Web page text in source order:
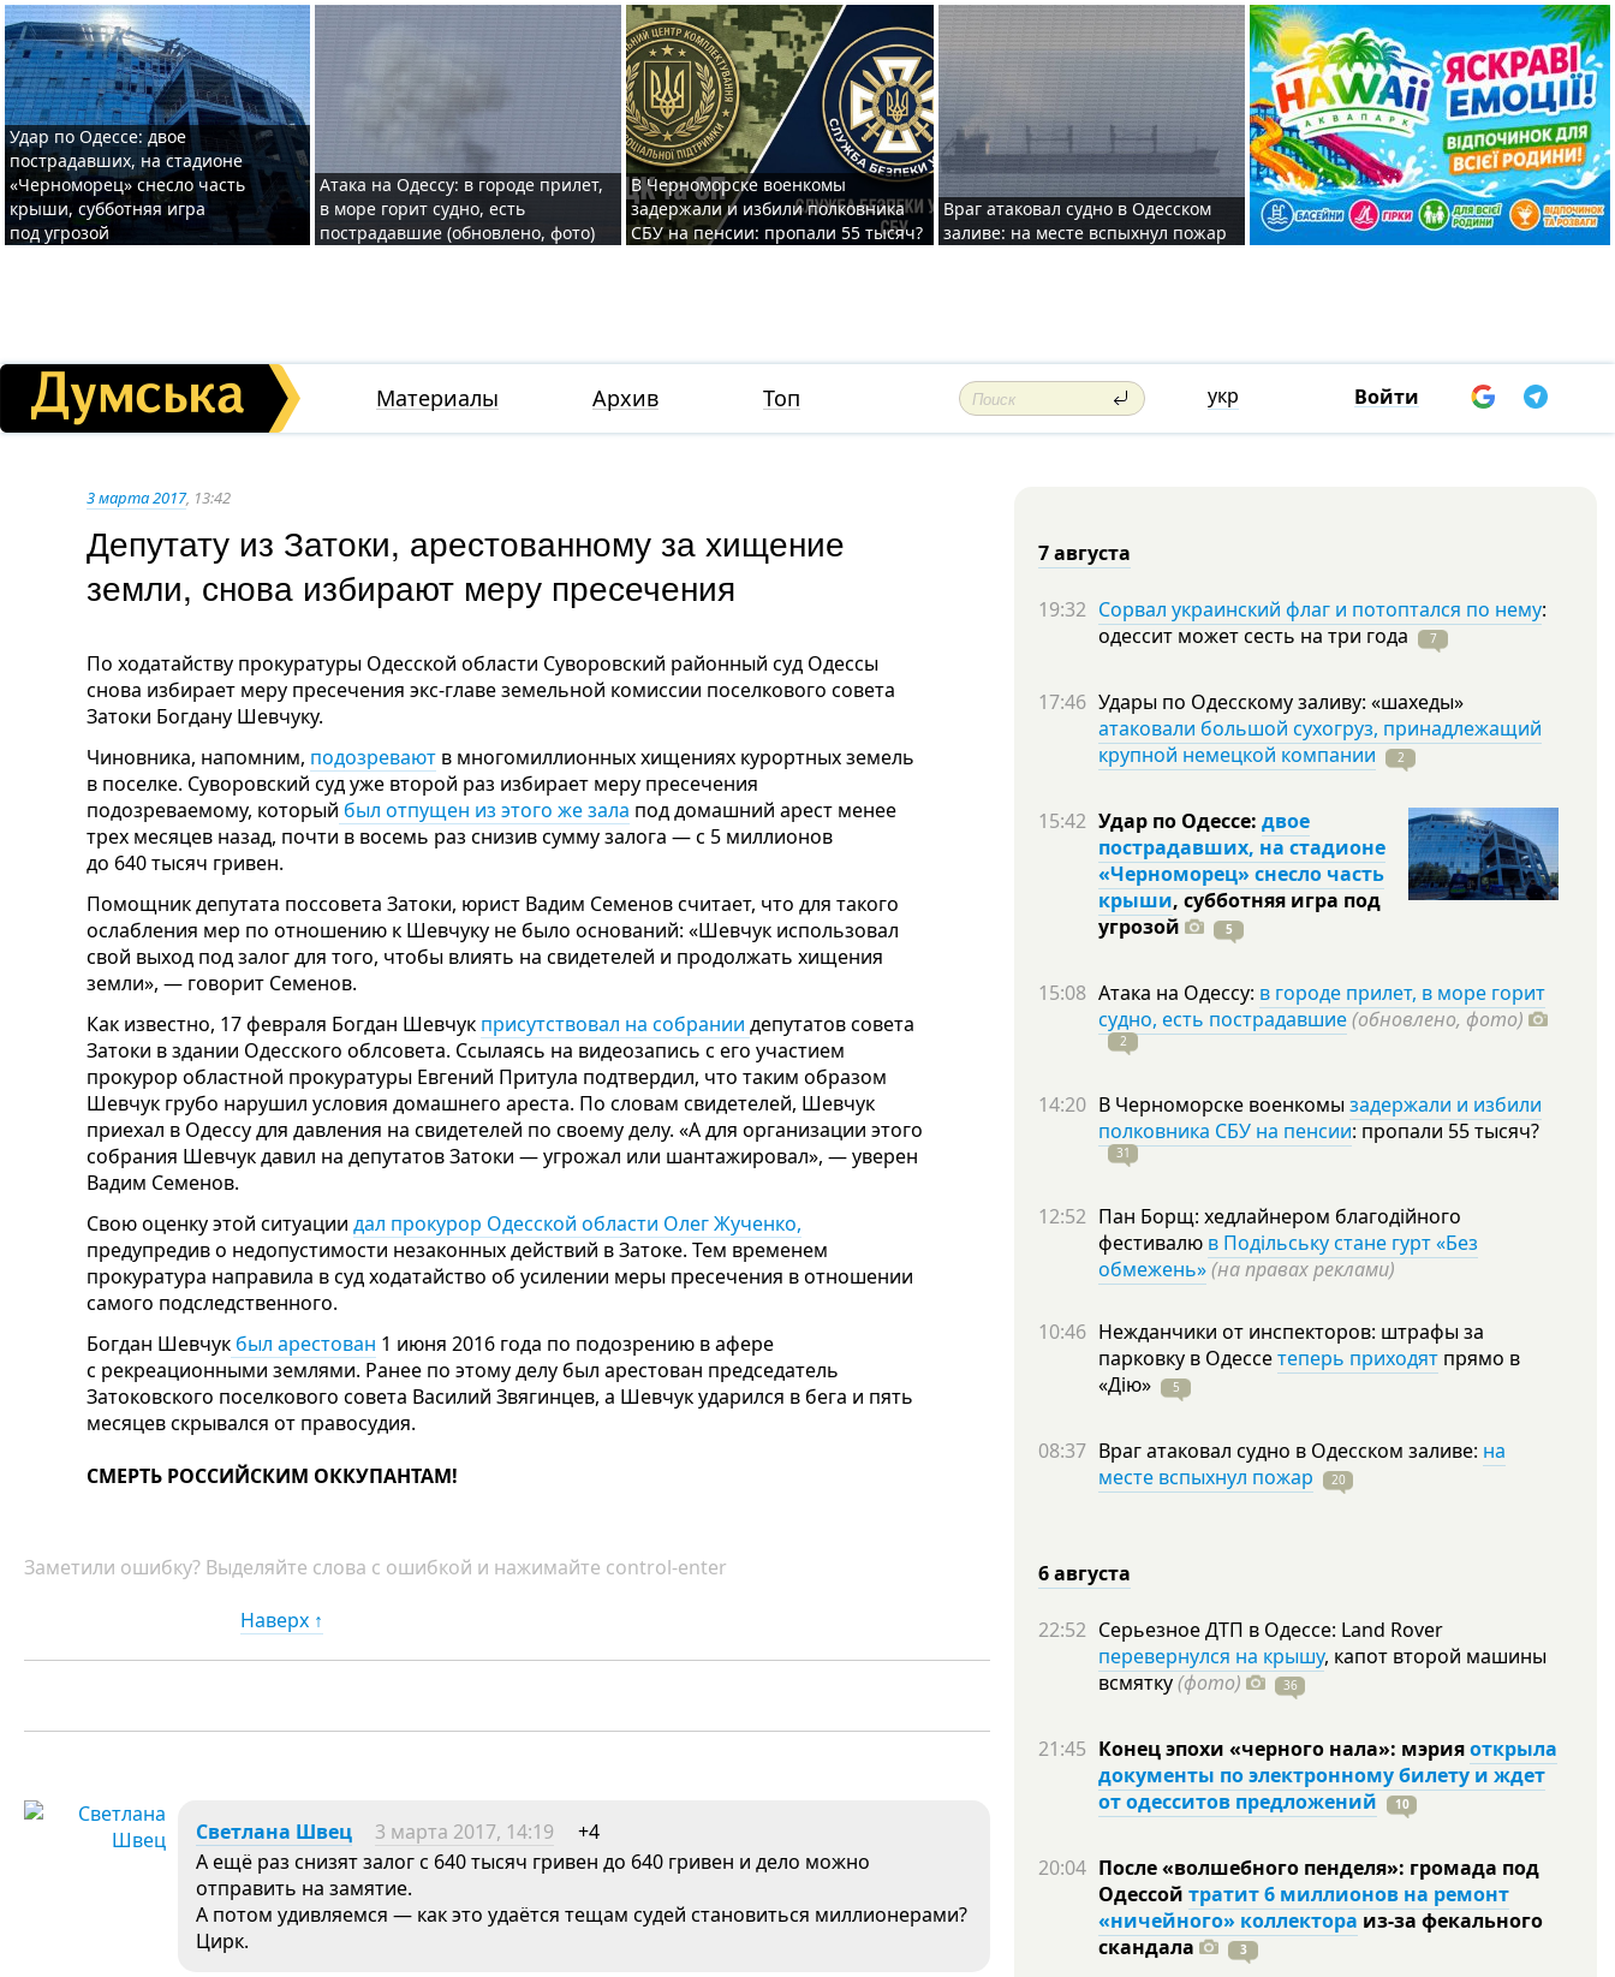
Удар по Одессе: двое
пострадавших, на стадионе
«Черноморец» снесло часть
крыши, субботняя игра
под угрозой
Атака на Одессу: в городе прилет,
в море горит судно, есть
пострадавшие (обновлено, фото)
В Черноморске военкомы
задержали и избили полковника
СБУ на пенсии: пропали 55 тысяч?
Враг атаковал судно в Одесском
заливе: на месте вспыхнул пожар
Материалы Архив Топ укр Войти
3 марта 2017, 13:42
Депутату из Затоки, арестованному за хищение
земли, снова избирают меру пресечения
По ходатайству прокуратуры Одесской области Суворовский районный суд Одессы
снова избирает меру пресечения экс-главе земельной комиссии поселкового совета
Затоки Богдану Шевчуку.
Чиновника, напомним, подозревают в многомиллионных хищениях курортных земель
в поселке. Суворовский суд уже второй раз избирает меру пресечения
подозреваемому, который был отпущен из этого же зала под домашний арест менее
трех месяцев назад, почти в восемь раз снизив сумму залога — с 5 миллионов
до 640 тысяч гривен.
Помощник депутата поссовета Затоки, юрист Вадим Семенов считает, что для такого
ослабления мер по отношению к Шевчуку не было оснований: «Шевчук использовал
свой выход под залог для того, чтобы влиять на свидетелей и продолжать хищения
земли», — говорит Семенов.
Как известно, 17 февраля Богдан Шевчук присутствовал на собрании депутатов совета
Затоки в здании Одесского облсовета. Ссылаясь на видеозапись с его участием
прокурор областной прокуратуры Евгений Притула подтвердил, что таким образом
Шевчук грубо нарушил условия домашнего ареста. По словам свидетелей, Шевчук
приехал в Одессу для давления на свидетелей по своему делу. «А для организации этого
собрания Шевчук давил на депутатов Затоки — угрожал или шантажировал», — уверен
Вадим Семенов.
Свою оценку этой ситуации дал прокурор Одесской области Олег Жученко,
предупредив о недопустимости незаконных действий в Затоке. Тем временем
прокуратура направила в суд ходатайство об усилении меры пресечения в отношении
самого подследственного.
Богдан Шевчук был арестован 1 июня 2016 года по подозрению в афере
с рекреационными землями. Ранее по этому делу был арестован председатель
Затоковского поселкового совета Василий Звягинцев, а Шевчук ударился в бега и пять
месяцев скрывался от правосудия.
СМЕРТЬ РОССИЙСКИМ ОККУПАНТАМ!
Заметили ошибку? Выделяйте слова с ошибкой и нажимайте control-enter
Наверх ↑
Светлана Швец 3 марта 2017, 14:19
+4
А ещё раз снизят залог с 640 тысяч гривен до 640 гривен и дело можно
отправить на замятие.
А потом удивляемся — как это удаётся тещам судей становиться миллионерами?
Цирк.
7 августа
19:32 Сорвал украинский флаг и потоптался по нему:
одессит может сесть на три года 7
17:46 Удары по Одесскому заливу: «шахеды»
атаковали большой сухогруз, принадлежащий
крупной немецкой компании
2
15:42 Удар по Одессе: двое
пострадавших, на стадионе
«Черноморец» снесло часть
крыши, субботняя игра под
угрозой
5
15:08 Атака на Одессу: в городе прилет, в море горит
судно, есть пострадавшие(обновлено, фото)
2
14:20 В Черноморске военкомы задержали и избили
полковника СБУ на пенсии: пропали 55тысяч?
31
12:52 Пан Борщ: хедлайнером благодійного
фестивалю в Подільську стане гурт «Без
обмежень»(на правах реклами)
10:46 Нежданчики от инспекторов: штрафы за
парковку в Одессетеперь приходят прямо в
«Дію»
5
08:37 Враг атаковал судно в Одесском заливе: на
месте вспыхнул пожар
20
6 августа
22:52 Серьезное ДТП в Одессе: Land Rover
перевернулся на крышу, капот второй машины
всмятку(фото) 36
21:45 Конец эпохи «черного нала»: мэрияоткрыла
документы по электронному билету и ждет
от одесситов предложений
10
20:04 После «волшебного пенделя»: громада под
Одессой тратит 6 миллионов на ремонт
«ничейного» коллектора из-за фекального
скандала
3